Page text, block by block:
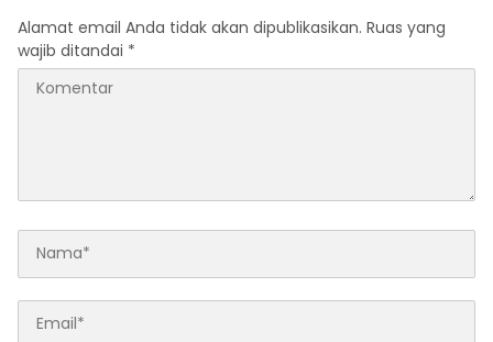
Alamat email Anda tidak akan dipublikasikan. Ruas yang
wajib ditandai *